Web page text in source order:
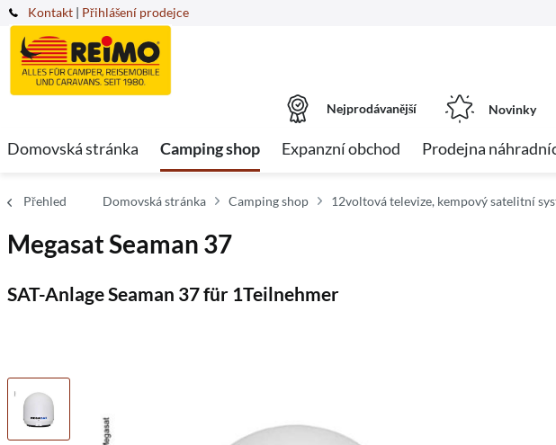
Kontakt | Přihlášení prodejce
Nejprodávanější Novinky
Domovská stránka Camping shop Expanzní obchod Prodejna
Přehled Domovská stránka Camping shop 12voltová televize, kempový satelitní
Megasat Seaman 37
SAT-Anlage Seaman 37 für 1Teilnehmer